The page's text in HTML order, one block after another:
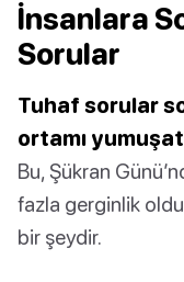
İnsanlara
Sorular
Tuhaf sorular
ortamı
Bu, Şükran
fazla gerginlik
bir şeydir.